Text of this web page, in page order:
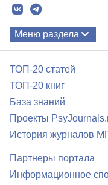
Меню раздела
ТОП-20 статей
ТОП-20 книг
База знаний
Проекты
История журналов
Партнеры портала
Информационное